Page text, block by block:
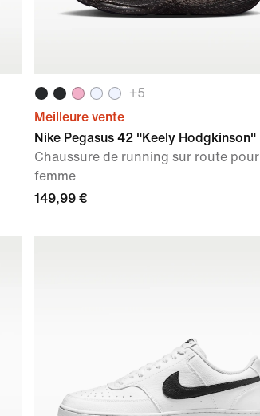
+5
Meilleure vente
Nike Pegasus 42 "Keely Hodgkinson"
Chaussure de running sur route pour
femme
149,99 €